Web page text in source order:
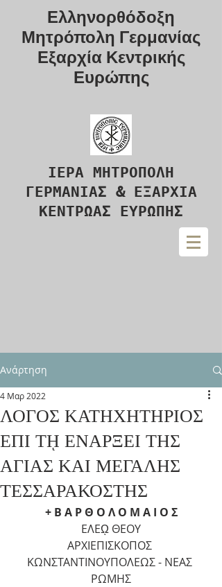
Ελληνορθόδοξη
Μητρόπολη Γερμανίας
Εξαρχία Κεντρικής
Ευρώπης
ΙΕΡΑ ΜΗΤΡΟΠΟΛΗ
ΓΕΡΜΑΝΙΑΣ & ΕΞΑΡΧΙΑ
ΚΕΝΤΡΩΑΣ ΕΥΡΩΠΗΣ
Ανάρτηση
ΛΟΓΟΣ ΚΑΤΗΧΗΤΗΡΙΟΣ
ΕΠΙ Τῌ ΕΝΑΡΞΕΙ ΤΗΣ
ΑΓΙΑΣ ΚΑΙ ΜΕΓΑΛΗΣ
ΤΕΣΣΑΡΑΚΟΣΤΗΣ
4 Μαρ 2022
+ Β Α Ρ Θ Ο Λ Ο Μ Α Ι Ο Σ
ΕΛΕῼ ΘΕΟΥ
ΑΡΧΙΕΠΙΣΚΟΠΟΣ
ΚΩΝΣΤΑΝΤΙΝΟΥΠΟΛΕΩΣ - ΝΕΑΣ
ΡΩΜΗΣ